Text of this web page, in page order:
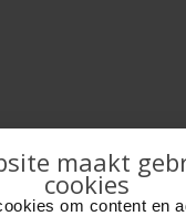
maakt
cookies
om content en